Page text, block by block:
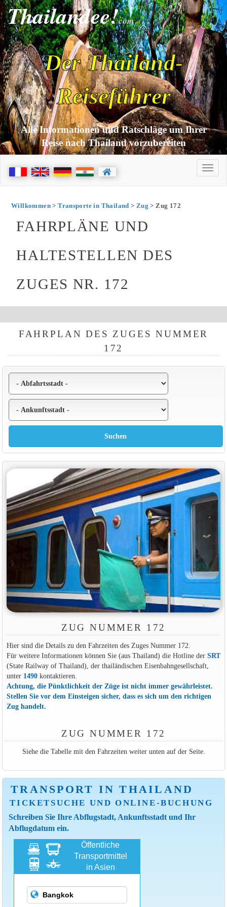
Thailandee!com
Der Thailand-
Reiseführer
Alle Informationen und Ratschläge um Ihrer
Reise nach Thailand vorzubereiten
Willkommen>Transporte in Thailand > Zug > Zug 172
FAHRPLÄNE UND
HALTESTELLEN DES
ZUGES NR. 172
FAHRPLAN DES ZUGES NUMMER
172
ZUG NUMMER 172
Hier sind die Details zu den Fahrzeiten des Zuges Nummer 172.
Für weitere Informationen können Sie (aus Thailand) die Hotline der SRT
(State Railway of Thailand), der thailändischen Eisenbahngesellschaft,
unter 1490kontaktieren.
Achtung, die Pünktlichkeit der Züge ist nicht immer gewährleistet.
Stellen Sie vor dem Einsteigen sicher, dass es sich um den richtigen
Zug handelt.
ZUG NUMMER 172
Siehe die Tabelle mit den Fahrzeiten weiter unten auf der Seite.
TRANSPORT IN THAILAND
TICKETSUCHE UND ONLINE-BUCHUNG
Schreiben Sie Ihre Abflugstadt, Ankunftsstadt und Ihr
Abflugdatum ein.
Öffentliche
Transportmittel
in Asien